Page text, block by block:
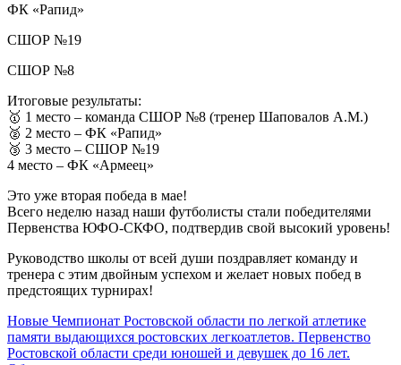
ФК «Рапид»
СШОР №19
СШОР №8
Итоговые результаты:
🥇 1 место – команда СШОР №8 (тренер Шаповалов А.М.)
🥈 2 место – ФК «Рапид»
🥉 3 место – СШОР №19
4 место – ФК «Армеец»
Это уже вторая победа в мае!
Всего неделю назад наши футболисты стали победителями
Первенства ЮФО-СКФО, подтвердив свой высокий уровень!
Руководство школы от всей души поздравляет команду и
тренера с этим двойным успехом и желает новых побед в
предстоящих турнирах!
Новые Чемпионат Ростовской области по легкой атлетике
памяти выдающихся ростовских легкоатлетов. Первенство
Ростовской области среди юношей и девушек до 16 лет.